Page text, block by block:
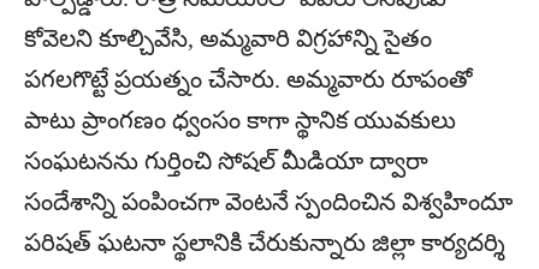
కోవెలని కూల్చివేసి, అమ్మవారి విగ్రహాన్ని సైతం
పగలగొట్టే ప్రయత్నం చేసారు. అమ్మవారు రూపంతో
పాటు ప్రాంగణం ధ్వంసం కాగా స్థానిక యువకులు
సంఘటనను గుర్తించి సోషల్ మీడియా ద్వారా
సందేశాన్ని పంపించగా వెంటనే స్పందించిన విశ్వహిందూ
పరిషత్ ఘటనా స్థలానికి చేరుకున్నారు జిల్లా కార్యదర్శి